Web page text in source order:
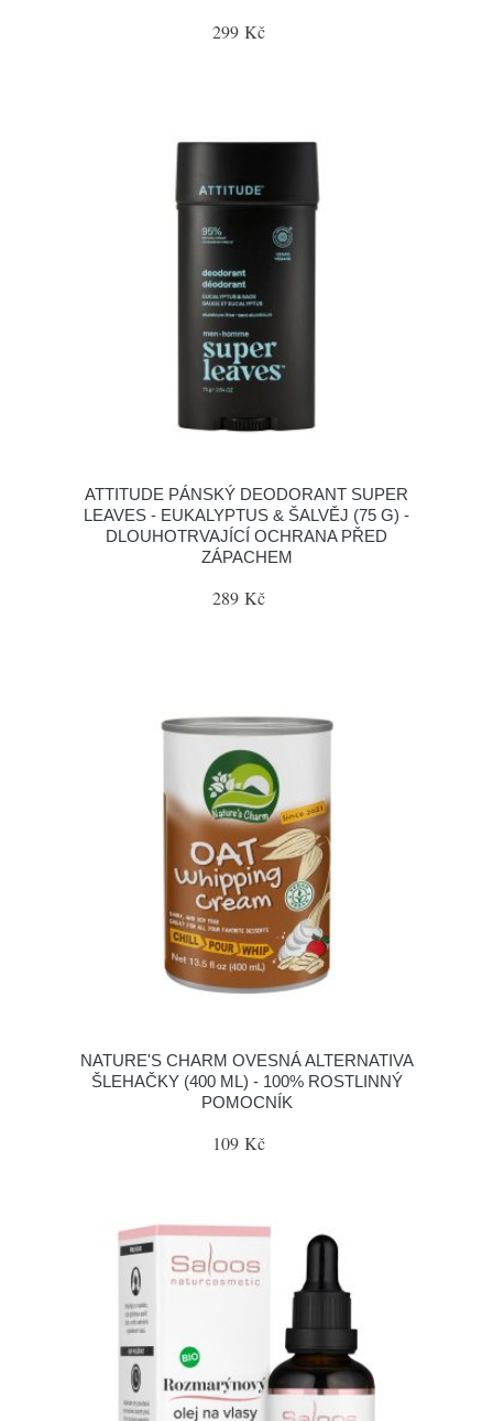
299 Kč
ATTITUDE PÁNSKÝ DEODORANT SUPER
LEAVES - EUKALYPTUS & ŠALVĚJ (75 G) -
DLOUHOTRVAJÍCÍ OCHRANA PŘED
ZÁPACHEM
289 Kč
NATURE'S CHARM OVESNÁ ALTERNATIVA
ŠLEHAČKY (400 ML) - 100% ROSTLINNÝ
POMOCNÍK
109 Kč